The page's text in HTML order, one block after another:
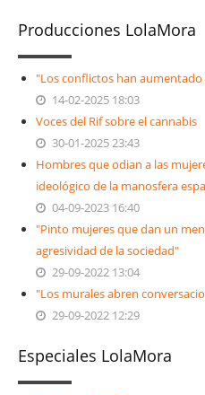
Producciones LolaMora
"Los conflictos han aumentado
14-02-2025 18:03
Voces del Rif sobre el cannabis
30-01-2025 23:43
Hombres que odian a las
ideológico de la manosfera
04-09-2023 16:40
"Pinto mujeres que dan un
agresividad de la sociedad"
29-09-2022 13:04
"Los murales abren
29-09-2022 12:29
Especiales LolaMora